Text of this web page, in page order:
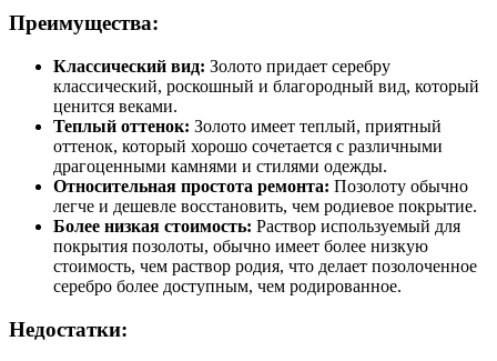
Преимущества:
Классический вид: Золото придает серебру
классический, роскошный и благородный вид, который
ценится веками.
Теплый оттенок: Золото имеет теплый, приятный
оттенок, который хорошо сочетается с различными
драгоценными камнями и стилями одежды.
Относительная простота ремонта: Позолоту обычно
легче и дешевле восстановить, чем родиевое покрытие.
Более низкая стоимость: Раствор используемый для
покрытия позолоты, обычно имеет более низкую
стоимость, чем раствор родия, что делает позолоченное
серебро более доступным, чем родированное.
Недостатки: